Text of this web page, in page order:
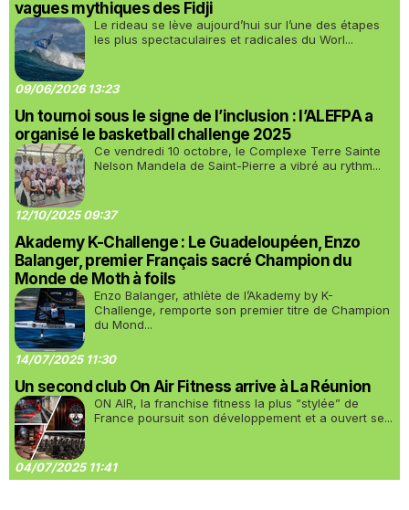
vagues mythiques des Fidji
Le rideau se lève aujourd’hui sur l’une des étapes
les plus spectaculaires et radicales du Worl...
09/06/2026 13:23
Un tournoi sous le signe de l’inclusion : l’ALEFPA a
organisé le basketball challenge 2025
Ce vendredi 10 octobre, le Complexe Terre Sainte
Nelson Mandela de Saint-Pierre a vibré au rythm...
12/10/2025 09:37
Akademy K-Challenge : Le Guadeloupéen, Enzo
Balanger, premier Français sacré Champion du
Monde de Moth à foils
Enzo Balanger, athlète de l’Akademy by K-
Challenge, remporte son premier titre de Champion
du Mond...
14/07/2025 11:30
Un second club On Air Fitness arrive à La Réunion
ON AIR, la franchise fitness la plus “stylée” de
France poursuit son développement et a ouvert se...
04/07/2025 11:41